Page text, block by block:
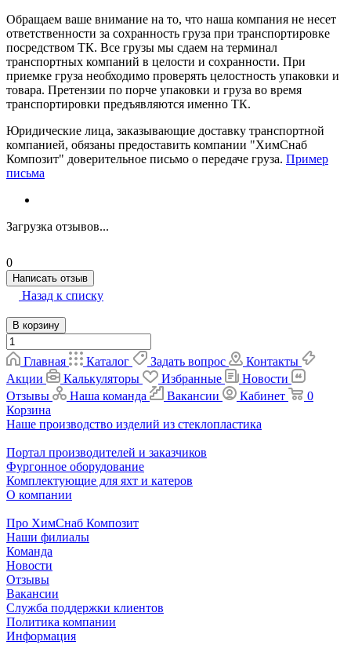
Обращаем ваше внимание на то, что наша компания не несет
ответственности за сохранность груза при транспортировке
посредством ТК. Все грузы мы сдаем на терминал
транспортных компаний в целости и сохранности. При
приемке груза необходимо проверять целостность упаковки и
товара. Претензии по порче упаковки и груза во время
транспортировки предъявляются именно ТК.
Юридические лица, заказывающие доставку транспортной
компанией, обязаны предоставить компании "ХимСнаб
Композит" доверительное письмо о передаче груза. Пример
письма
Загрузка отзывов...
0
Написать отзыв
Назад к списку
В корзину
Главная Каталог Задать вопрос
Контакты
Акции
Калькуляторы Избранные
Новости
Отзывы
Наша команда Вакансии Кабинет
0
Корзина
Наше производство изделий из стеклопластика
Портал производителей и заказчиков
Фургонное оборудование
Комплектующие для яхт и катеров
О компании
Про ХимСнаб Композит
Наши филиалы
Команда
Новости
Отзывы
Вакансии
Служба поддержки клиентов
Политика компании
Информация